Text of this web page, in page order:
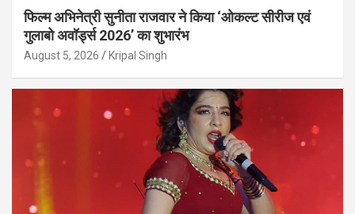
फिल्म अभिनेत्री सुनीता राजवार ने किया ‘ओकल्ट सीरीज एवं
गुलाबो अवॉर्ड्स 2026’ का शुभारंभ
August 5, 2026 Kripal Singh